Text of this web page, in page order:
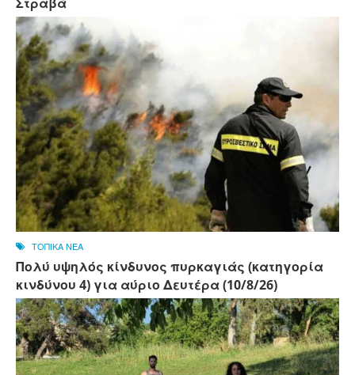
ΤΟΠΙΚΑ ΝΕΑ
Πολύ υψηλός κίνδυνος πυρκαγιάς (κατηγορία
κινδύνου 4) για αύριο Δευτέρα (10/8/26)